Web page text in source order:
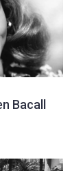
Bacall